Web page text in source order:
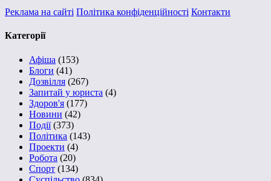
Реклама на сайті Політика конфіденційності Контакти
Категорії
Афіша (153)
Блоги (41)
Дозвілля (267)
Запитай у юриста (4)
Здоров'я (177)
Новини (42)
Події(373)
Політика (143)
Проекти (4)
Робота (20)
Спорт (134)